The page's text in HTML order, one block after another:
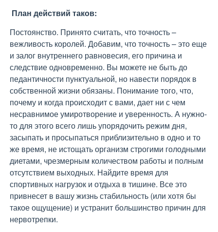
План действий таков:
Постоянство. Принято считать, что точность –
вежливость королей. Добавим, что точность – это еще
и залог внутреннего равновесия, его причина и
следствие одновременно. Вы можете не быть до
педантичности пунктуальной, но навести порядок в
собственной жизни обязаны. Понимание того, что,
почему и когда происходит с вами, дает ни с чем
несравнимое умиротворение и уверенность. А нужно-
то для этого всего лишь упорядочить режим дня,
засыпать и просыпаться приблизительно в одно и то
же время, не истощать организм строгими голодными
диетами, чрезмерным количеством работы и полным
отсутствием выходных. Найдите время для
спортивных нагрузок и отдыха в тишине. Все это
привнесет в вашу жизнь стабильность (или хотя бы
такое ощущение) и устранит большинство причин для
нервотрепки.